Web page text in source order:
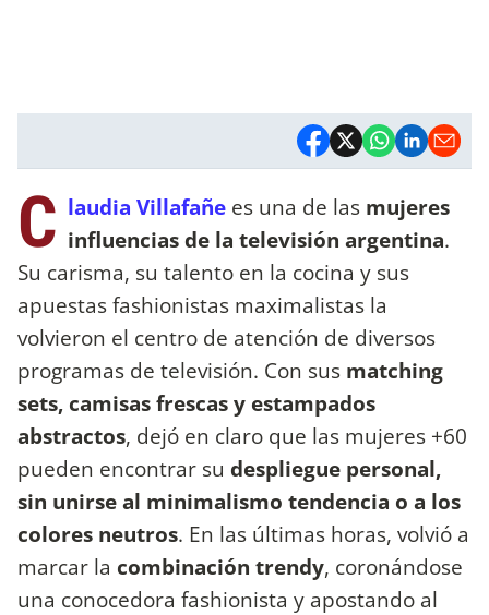
C laudia Villafañe es una de las mujeres
influencias de la televisión argentina.
Su carisma, su talento en la cocina y sus
apuestas fashionistas maximalistas la
volvieron el centro de atención de diversos
programas de televisión. Con sus matching
sets, camisas frescas y estampados
abstractos, dejó en claro que las mujeres +60
pueden encontrar su despliegue personal,
sin unirse al minimalismo tendencia o a los
colores neutros. En las últimas horas, volvió a
marcar la combinación trendy, coronándose
una conocedora fashionista y apostando al